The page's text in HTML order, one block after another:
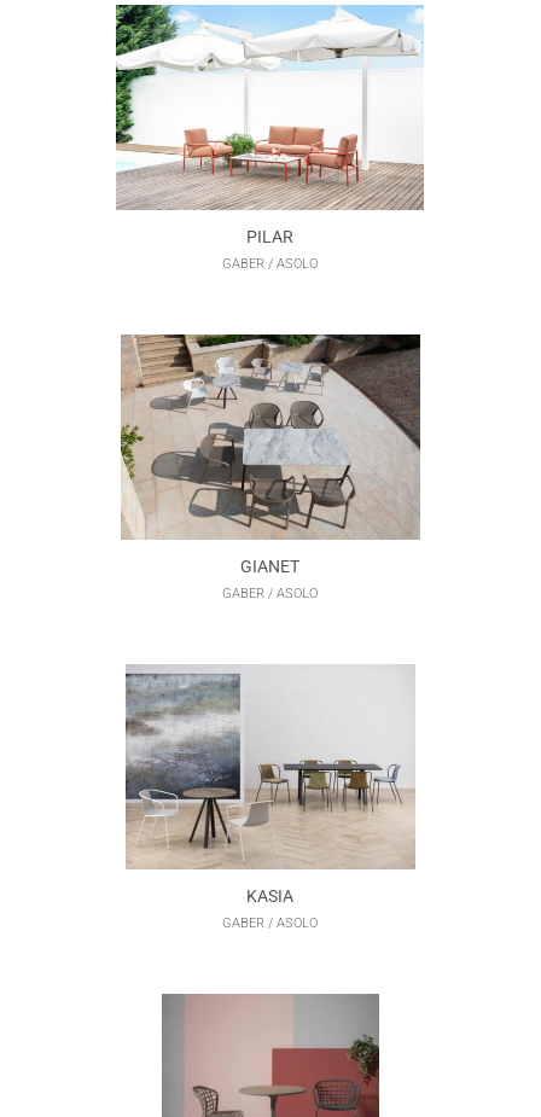
PILAR
GABER / ASOLO
GIANET
GABER / ASOLO
KASIA
GABER / ASOLO